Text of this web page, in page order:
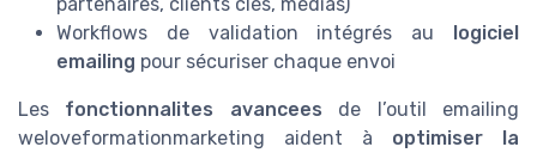
Workflows de validation intégrés au logiciel
emailing pour sécuriser chaque envoi
Les fonctionnalites avancees de l’outil emailing
weloveformationmarketing aident à optimiser la